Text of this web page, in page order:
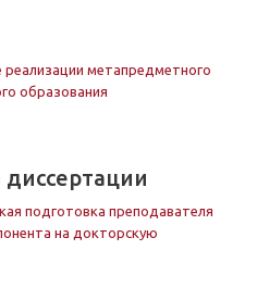
реализации метапредметного
образования
подготовка преподавателя
на докторскую